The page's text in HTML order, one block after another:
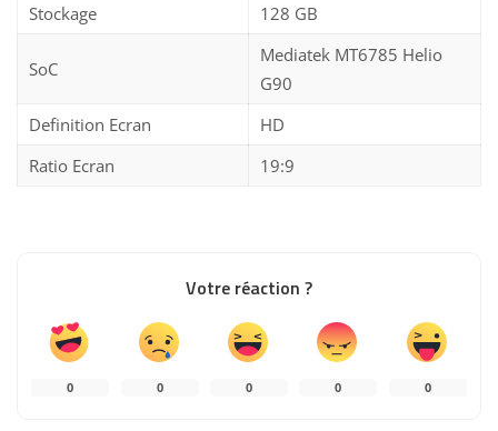
Stockage
128 GB
SoC
Mediatek MT6785 Helio
G90
Definition Ecran
HD
Ratio Ecran
19:9
Votre réaction ?
0 0 0 0 0